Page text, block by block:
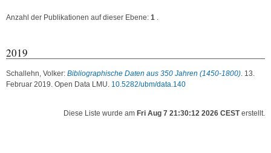
Anzahl der Publikationen auf dieser Ebene: 1 .
2019
Schallehn, Volker: Bibliographische Daten aus 350 Jahren (1450-1800). 13.
Februar 2019. Open Data LMU. 10.5282/ubm/data.140
Diese Liste wurde am Fri Aug 7 21:30:12 2026 CESTerstellt.